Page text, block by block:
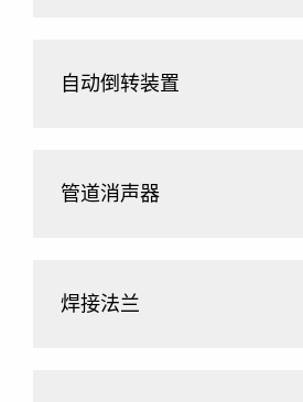
自动倒转装置
管道消声器
焊接法兰